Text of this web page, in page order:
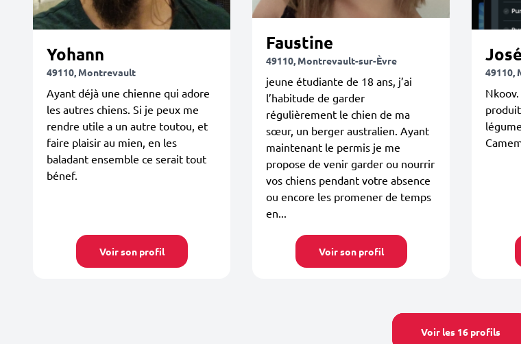
Yohann
49110, Montrevault
Ayant déjà une chienne qui adore
les autres chiens. Si je peux me
rendre utile a un autre toutou, et
faire plaisir au mien, en les
baladant ensemble ce serait tout
bénef.
Voir son profil
Faustine
49110, Montrevault-sur-Èvre
jeune étudiante de 18 ans, j’ai
l’habitude de garder
régulièrement le chien de ma
sœur, un berger australien. Ayant
maintenant le permis je me
propose de venir garder ou nourrir
vos chiens pendant votre absence
ou encore les promener de temps
en...
Voir son profil
49110,
Voir les 16 profils